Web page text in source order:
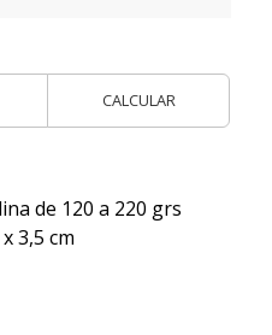
CALCULAR
de 120 a 220 grs
3,5 cm